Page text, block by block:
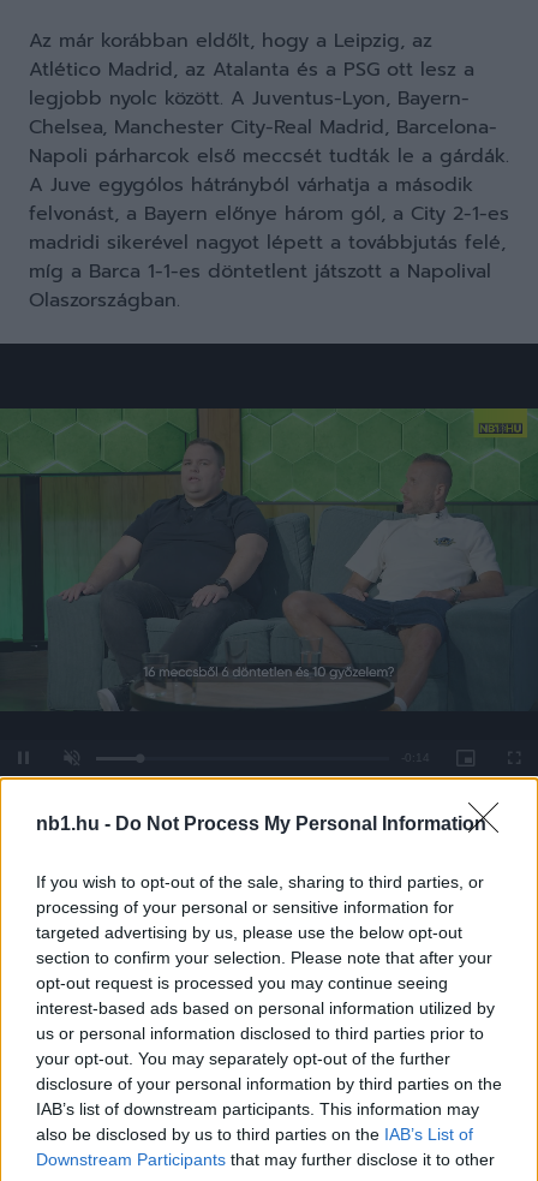
nb1.hu - Do Not Process My Personal Information
If you wish to opt-out of the sale, sharing to third parties, or
processing of your personal or sensitive information for
targeted advertising by us, please use the below opt-out
section to confirm your selection. Please note that after your
opt-out request is processed you may continue seeing
interest-based ads based on personal information utilized by
us or personal information disclosed to third parties prior to
your opt-out. You may separately opt-out of the further
disclosure of your personal information by third parties on the
IAB’s list of downstream participants. This information may
also be disclosed by us to third parties on the IAB’s List of
Downstream Participants that may further disclose it to other
Az már korábban eldőlt, hogy a Leipzig, az
Atlético Madrid, az Atalanta és a PSG ott lesz a
legjobb nyolc között. A Juventus-Lyon, Bayern-
Chelsea, Manchester City-Real Madrid, Barcelona-
Napoli párharcok első meccsét tudták le a gárdák.
A Juve egygólos hátrányból várhatja a második
felvonást, a Bayern előnye három gól, a City 2-1-es
madridi sikerével nagyot lépett a továbbjutás felé,
míg a Barca 1-1-es döntetlent játszott a Napolival
Olaszországban.
Pause UnmuteLoaded:
0%
Picture-
in-
Megosztás:
KAPCSOLÓDÓ HÍREK